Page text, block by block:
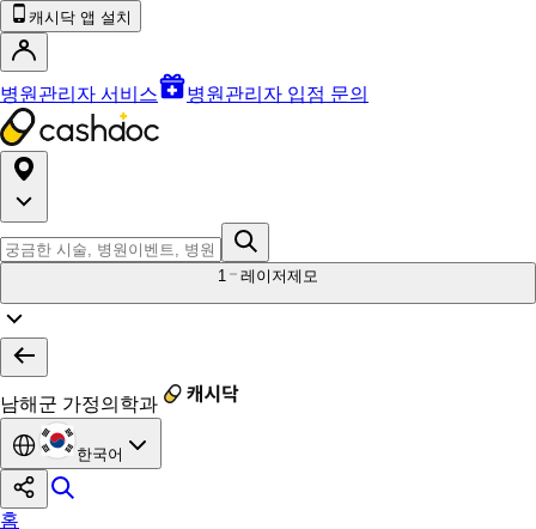
캐시닥 앱 설치
병원관리자 서비스 병원관리자 입점 문의
1 레이저제모
남해군 가정의학과
한국어
홈